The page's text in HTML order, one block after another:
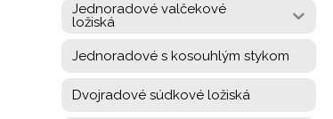
Jednoradové valčekové
ložiská
Jednoradové s kosouhlým stykom
Dvojradové súdkové ložiská